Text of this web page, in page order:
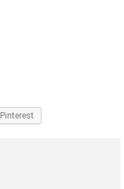
Pinterest